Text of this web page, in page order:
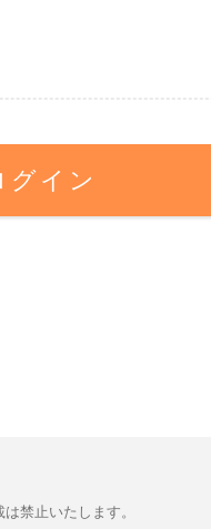
グイン
禁止いたします。